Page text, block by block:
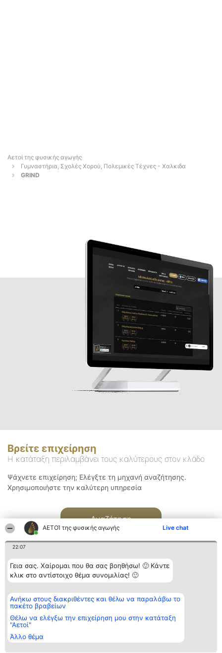
ΑΕΤΟΊ της φυσικής αγωγής Live chat
22:07
Γεια σας. Χαίρομαι που θα σας βοηθήσω! 🙂 Κάντε
κλικ στο αντίστοιχο θέμα συνομιλίας! 🙂
Ανήκω στους διακριθέντες και θέλω να παραλάβω το
πακέτο βραβείων
Θέλω να ελέγξω την επιχείρηση μου στην κατάταξη
"Αετοί"
Άλλο θέμα
Αετοί της φυσικής αγωγής
Γυμναστήρια, Σχολές Χορού, Πολεμικές Τέχνες - Χαλκιδα
GRIND
Βρείτε επιχείρηση
Η κατάταξη περιλαμβάνει τους καλύτερους στον κλάδο
Ψάχνετε επιχείρηση; Ελέγξτε τη μηχανή αναζήτησης.
Χρησιμοποιήστε την καλύτερη υπηρεσία
Αναζήτηση
Διοργανωτής της
κατάταξης
BEAUTIFUL COMPANY
ΤΗΛ. ΕΠΙΚΟΙΝΩΝΙΑΣ:
2104128019
email:
aetoi@beautifulcompany.co
Κατάταξη
Διακριθέντες
των
διακριθέντων
προϋποθέσεις
Επικοινωνία
Επικοινωνία